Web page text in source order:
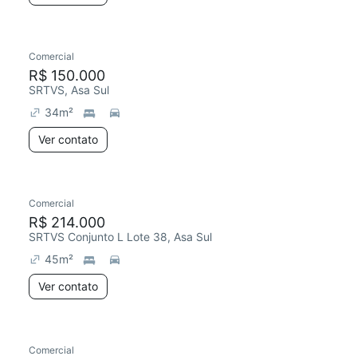
Comercial
R$ 150.000
SRTVS, Asa Sul
34m²
Ver contato
Comercial
R$ 214.000
SRTVS Conjunto L Lote 38, Asa Sul
45m²
Ver contato
Comercial